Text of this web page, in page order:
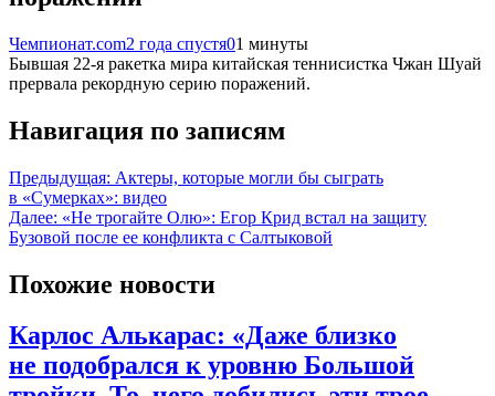
Чемпионат.com2 года спустя01 минуты
Бывшая 22-я ракетка мира китайская теннисистка Чжан Шуай
прервала рекордную серию поражений.
Навигация по записям
Предыдущая: Актеры, которые могли бы сыграть
в «Сумерках»: видео
Далее: «Не трогайте Олю»: Егор Крид встал на защиту
Бузовой после ее конфликта с Салтыковой
Похожие новости
Карлос Алькарас: «Даже близко
не подобрался к уровню Большой